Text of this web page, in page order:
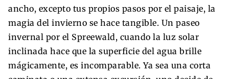
ancho, excepto tus propios pasos por el paisaje, la
magia del invierno se hace tangible. Un paseo
invernal por el Spreewald, cuando la luz solar
inclinada hace que la superficie del agua brille
mágicamente, es incomparable. Ya sea una corta